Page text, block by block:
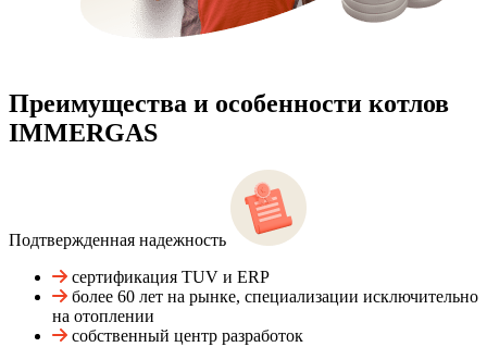
Преимущества и особенности котлов
IMMERGAS
Подтвержденная надежность
сертификация TUV и ERP
более 60 лет на рынке, специализации исключительно
на отоплении
собственный центр разработок